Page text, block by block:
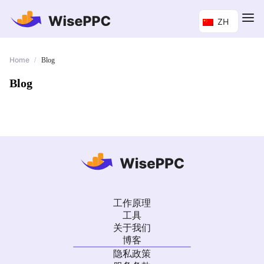
ZH
Home / Blog
Blog
工作原理
工具
关于我们
博客
隐私政策